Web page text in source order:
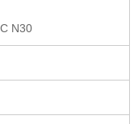
N30